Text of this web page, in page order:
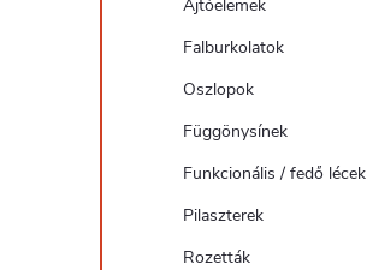
Ajtóelemek
Falburkolatok
Oszlopok
Függönysínek
Funkcionális / fedő lécek
Pilaszterek
Rozetták